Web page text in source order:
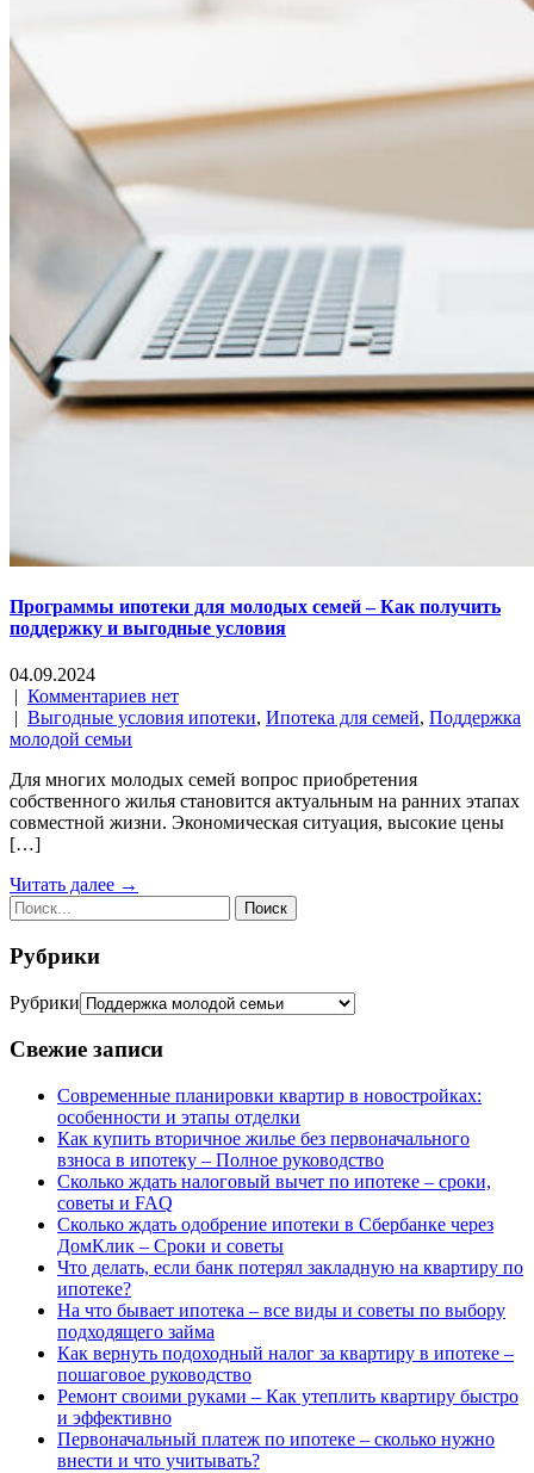
Программы ипотеки для молодых семей – Как получить
поддержку и выгодные условия
04.09.2024
| Комментариев нет
| Выгодные условия ипотеки, Ипотека для семей, Поддержка
молодой семьи
Для многих молодых семей вопрос приобретения
собственного жилья становится актуальным на ранних этапах
совместной жизни. Экономическая ситуация, высокие цены
[…]
Читать далее →
Рубрики
Рубрики
Свежие записи
Современные планировки квартир в новостройках:
особенности и этапы отделки
Как купить вторичное жилье без первоначального
взноса в ипотеку – Полное руководство
Сколько ждать налоговый вычет по ипотеке – сроки,
советы и FAQ
Сколько ждать одобрение ипотеки в Сбербанке через
ДомКлик – Сроки и советы
Что делать, если банк потерял закладную на квартиру по
ипотеке?
На что бывает ипотека – все виды и советы по выбору
подходящего займа
Как вернуть подоходный налог за квартиру в ипотеке –
пошаговое руководство
Ремонт своими руками – Как утеплить квартиру быстро
и эффективно
Первоначальный платеж по ипотеке – сколько нужно
внести и что учитывать?